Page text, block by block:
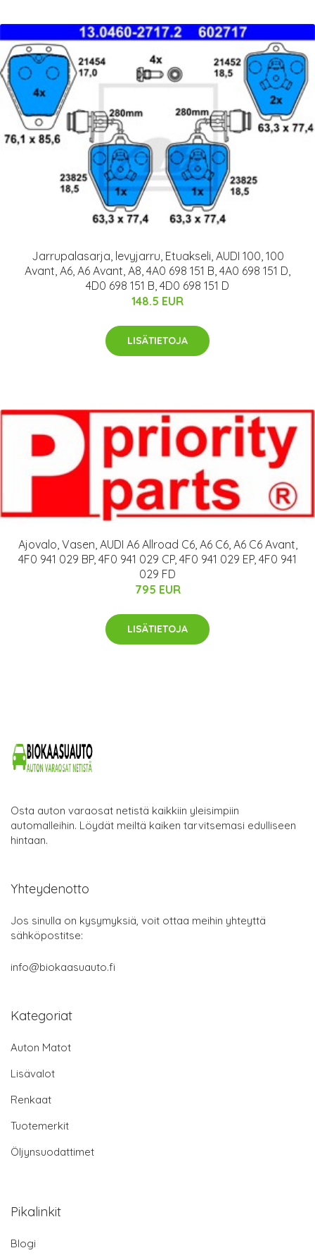
Jarrupalasarja, levyjarru, Etuakseli, AUDI 100, 100
Avant, A6, A6 Avant, A8, 4A0 698 151 B, 4A0 698 151 D,
4D0 698 151 B, 4D0 698 151 D
148.5 EUR
LISÄTIETOJA
Ajovalo, Vasen, AUDI A6 Allroad C6, A6 C6, A6 C6 Avant,
4F0 941 029 BP, 4F0 941 029 CP, 4F0 941 029 EP, 4F0 941
029 FD
795 EUR
LISÄTIETOJA
Osta auton varaosat netistä kaikkiin yleisimpiin
automalleihin. Löydät meiltä kaiken tarvitsemasi edulliseen
hintaan.
Yhteydenotto
Jos sinulla on kysymyksiä, voit ottaa meihin yhteyttä
sähköpostitse:
info@biokaasuauto.fi
Kategoriat
Auton Matot
Lisävalot
Renkaat
Tuotemerkit
Öljynsuodattimet
Pikalinkit
Blogi